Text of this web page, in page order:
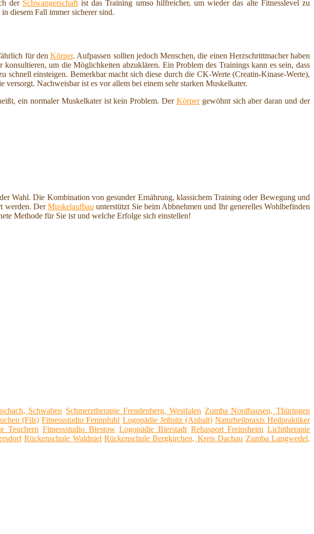
der Schwangerschaftist das Training umso hilfreicher, um wieder das alte Fitnesslevel zu
diesem Fall immer sicherer sind.
für den Körper. Aufpassen sollten jedoch Menschen, die einen Herzschrittmacher haben
um die Möglichkeiten abzuklären. Ein Problem des Trainings kann es sein, dass
einsteigen. Bemerkbar macht sich diese durch die CK-Werte (Creatin-Kinase-Werte),
Nachweisbar ist es vor allem bei einem sehr starken Muskelkater.
ein normaler Muskelkater ist kein Problem. Der Körpergewöhnt sich aber daran und der
Wahl. Die Kombination von gesunder Ernährung, klassichem Training oder Bewegung und
werden. DerMuskelaufbau unterstützt Sie beim Abbnehmen und Ihr generelles Wohlbefinden
Methode für Sie ist und welche Erfolge sich einstellen!
Schwaben Schmerztherapie Freudenberg, Westfalen Zumba Nordhausen, Thüringen
(Fils) Fitnessstudio Fennpfuhl Logopädie Jeßnitz (Anhalt) Naturheilpraxis Heilpraktiker
Teuchern Fitnessstudio Biestow Logopädie Bierstadt Rehasport Freinsheim Lichttherapie
Rückenschule Waldniel Rückenschule Bergkirchen, Kreis Dachau Zumba Langwedel,